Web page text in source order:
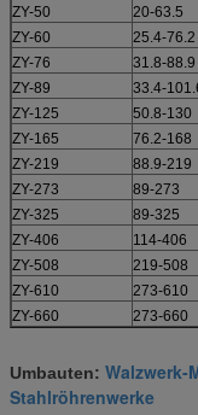
ZY-50
20-63.5
ZY-60
25.4-76.2
ZY-76
31.8-88.9
ZY-89
33.4-
ZY-125
50.8-130
ZY-165
76.2-168
ZY-219
88.9-219
ZY-273
89-273
ZY-325
89-325
ZY-406
114-406
ZY-508
219-508
ZY-610
273-610
ZY-660
273-660
Umbauten: Walzwerk-
Stahlröhrenwerke